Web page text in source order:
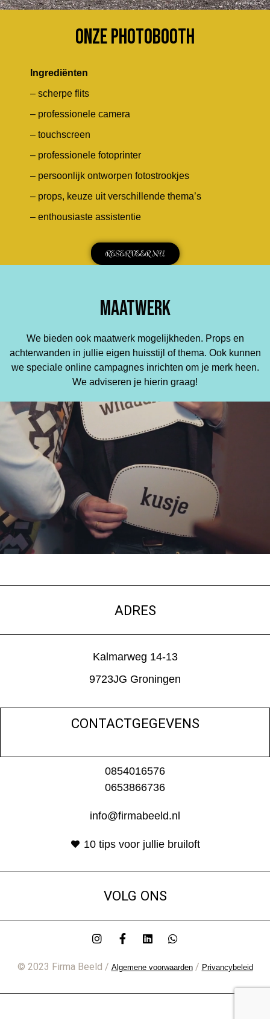
ONZE PHOTOBOOTH
Ingrediënten
– scherpe flits
– professionele camera
– touchscreen
– professionele fotoprinter
– persoonlijk ontworpen fotostrookjes
– props, keuze uit verschillende thema’s
– enthousiaste assistentie
RESERVEER NU
MAATWERK
We bieden ook maatwerk mogelijkheden. Props en
achterwanden in jullie eigen huisstijl of thema. Ook kunnen
we speciale online campagnes inrichten om je merk heen.
We adviseren je hierin graag!
ADRES
Kalmarweg 14-13
9723JG Groningen
CONTACTGEGEVENS
0854016576
0653866736
info@firmabeeld.nl
10 tips voor jullie bruiloft
VOLG ONS
© 2023 Firma Beeld / Algemene voorwaarden/ Privancybeleid